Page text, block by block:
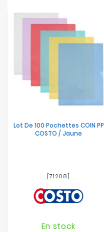
Lot De 100 Pochettes COIN PP
COSTO / Jaune
[71208]
En stock